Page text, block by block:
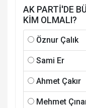
AK PARTİ'DE
KİM OLMALI?
Öznur Çalık
Sami Er
Ahmet Çakır
Mehmet